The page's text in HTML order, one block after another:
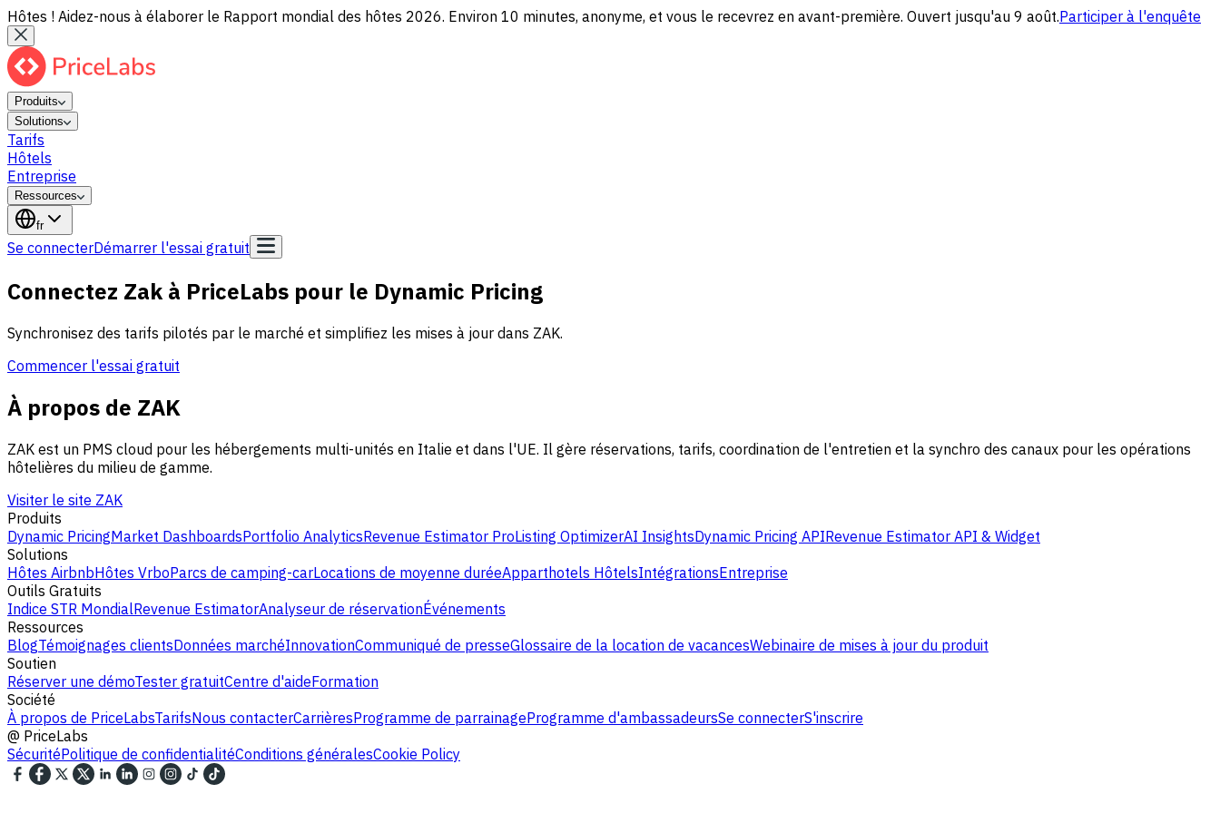
Hôtes ! Aidez-nous à élaborer le Rapport mondial des hôtes 2026. Environ 10 minutes, anonyme, et vous le recevrez en avant-première. Ouvert jusqu'au 9 août.Participer à l'enquête
Produits
Solutions
Tarifs
Hôtels
Entreprise
Ressources
fr
Se connecterDémarrer l'essai gratuit
Connectez Zak à PriceLabs pour le Dynamic Pricing
Synchronisez des tarifs pilotés par le marché et simplifiez les mises à jour dans ZAK.
Commencer l'essai gratuit
À propos de ZAK
ZAK est un PMS cloud pour les hébergements multi-unités en Italie et dans l'UE. Il gère réservations, tarifs, coordination de l'entretien et la synchro des canaux pour les opérations
hôtelières du milieu de gamme.
Visiter le site ZAK
Produits
Dynamic PricingMarket DashboardsPortfolio AnalyticsRevenue Estimator ProListing OptimizerAI InsightsDynamic Pricing APIRevenue Estimator API & Widget
Solutions
Hôtes AirbnbHôtes VrboParcs de camping-carLocations de moyenne duréeApparthotels HôtelsIntégrationsEntreprise
Outils Gratuits
Indice STR MondialRevenue EstimatorAnalyseur de réservationÉvénements
Ressources
BlogTémoignages clientsDonnées marchéInnovationCommuniqué de presseGlossaire de la location de vacancesWebinaire de mises à jour du produit
Soutien
Réserver une démoTester gratuitCentre d'aideFormation
Société
À propos de PriceLabsTarifsNous contacterCarrièresProgramme de parrainageProgramme d'ambassadeursSe connecterS'inscrire
@ PriceLabs
SécuritéPolitique de confidentialitéConditions généralesCookie Policy